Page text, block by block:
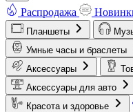
Распродажа
Планшеты
Умные часы и браслеты
Аксессуары
Аксессуары для авто
Красота и здоровье